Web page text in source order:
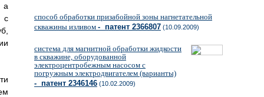
а
с
способ обработки призабойной зоны нагнетательной
скважины изливом - патент 2366807 (10.09.2009)
система для магнитной обработки жидкости
в скважине, оборудованной
электроцентробежным насосом с
погружным электродвигателем (варианты)
- патент 2346146 (10.02.2009)